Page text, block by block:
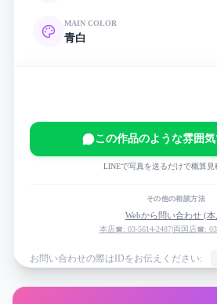
MAIN COLOR
青白
この作品のような雰囲
LINEで写真を送るだけで概算見
その他の相談方法
Webから問い合わせ (本
本店☎: 03-5614-2487|両国店☎:
お問い合わせの際はIDをお伝えください: